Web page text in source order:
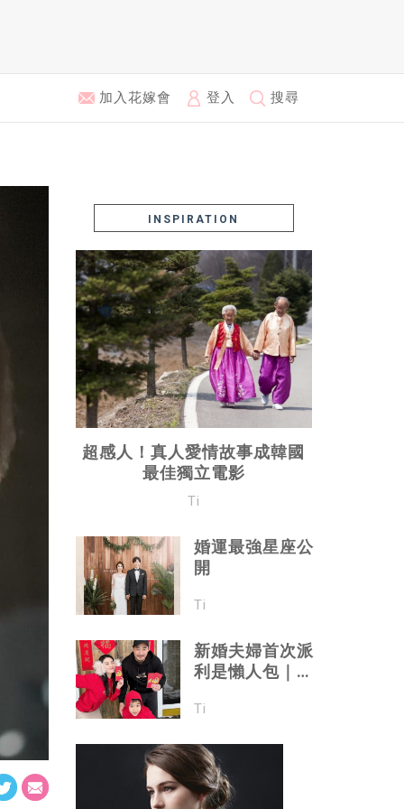
加入花嫁會 登入 搜尋
INSPIRATION
超感人！真人愛情故事成韓國
最佳獨立電影
Ti
婚運最強星座公
開
Ti
新婚夫婦首次派
利是懶人包｜利
Ti